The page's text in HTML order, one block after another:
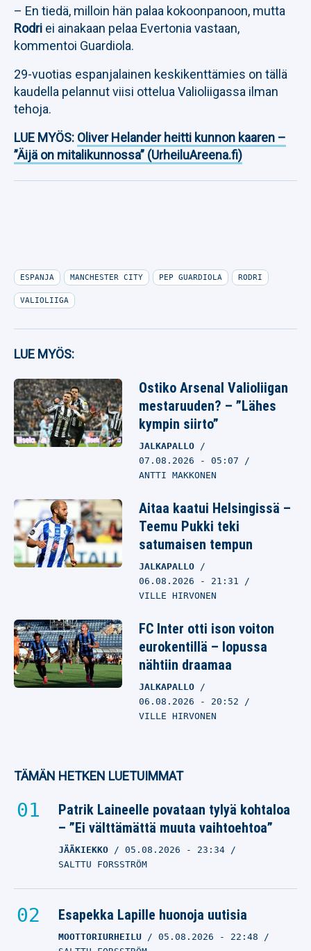
– En tiedä, milloin hän palaa kokoonpanoon, mutta
Rodri ei ainakaan pelaa Evertonia vastaan,
kommentoi Guardiola.
29-vuotias espanjalainen keskikenttämies on tällä
kaudella pelannut viisi ottelua Valioliigassa ilman
tehoja.
LUE MYÖS: Oliver Helander heitti kunnon kaaren –
”Äijä on mitalikunnossa” (UrheiluAreena.fi)
ESPANJA MANCHESTER CITY PEP GUARDIOLA RODRI
VALIOLIIGA
LUE MYÖS:
Ostiko Arsenal Valioliigan
mestaruuden? – ”Lähes
kympin siirto”
JALKAPALLO
07.08.2026 - 05:07
ANTTI MAKKONEN
Aitaa kaatui Helsingissä –
Teemu Pukki teki
satumaisen tempun
JALKAPALLO
06.08.2026 - 21:31
VILLE HIRVONEN
FC Inter otti ison voiton
eurokentillä – lopussa
nähtiin draamaa
JALKAPALLO
06.08.2026 - 20:52
VILLE HIRVONEN
TÄMÄN HETKEN LUETUIMMAT
Patrik Laineelle povataan tylyä kohtaloa
– ”Ei välttämättä muuta vaihtoehtoa”
JÄÄKIEKKO 05.08.2026 - 23:34
SALTTU FORSSTRÖM
Esapekka Lapille huonoja uutisia
MOOTTORIURHEILU 05.08.2026 - 22:48